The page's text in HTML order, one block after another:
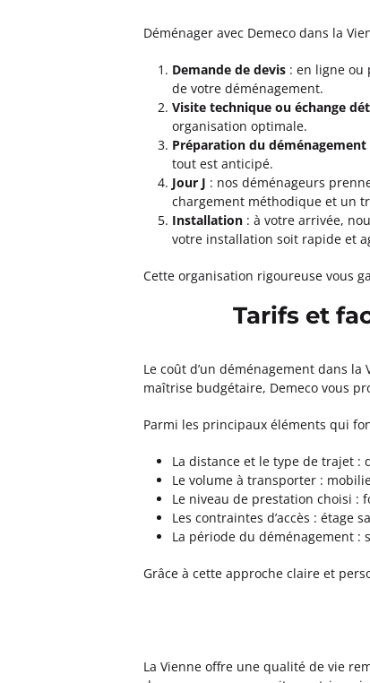
Déménager avec Demeco dans la
Demande de devis : en ligne ou
de votre déménagement.
Visite technique ou échange
organisation optimale.
Préparation du déménagement
tout est anticipé.
Jour J : nos déménageurs
chargement méthodique et un
Installation : à votre arrivée,
votre installation soit rapide et
Cette organisation rigoureuse vous
Tarifs et
Le coût d’un déménagement dans
maîtrise budgétaire, Demeco vous
Parmi les principaux éléments qui
La distance et le type de trajet :
Le volume à transporter :
Le niveau de prestation choisi :
Les contraintes d’accès : étage
La période du déménagement :
Grâce à cette approche claire et
La Vienne offre une qualité de vie